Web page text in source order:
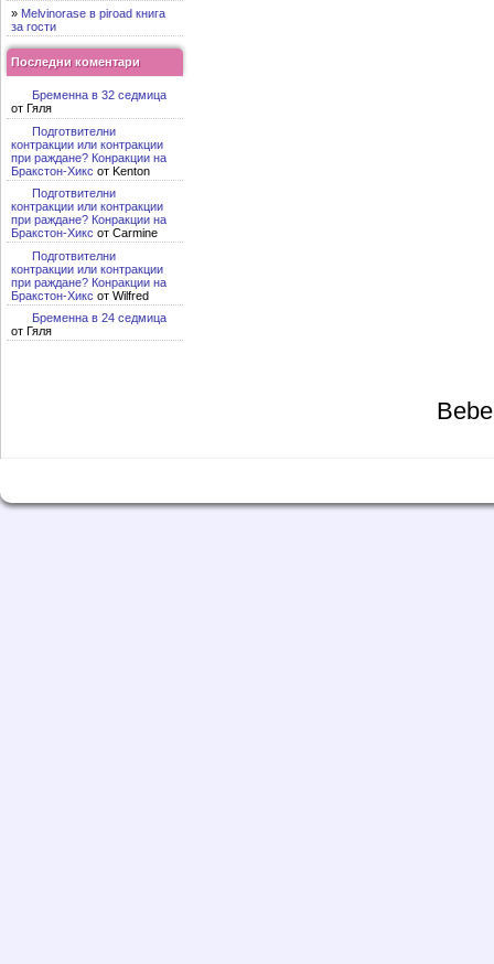
» Melvinorase в piroad книга
за гости
Последни коментари
Бременна в 32 седмица
от Гяля
Подготвителни
контракции или контракции
при раждане? Конракции на
Бракстон-Хикс от Kenton
Подготвителни
контракции или контракции
при раждане? Конракции на
Бракстон-Хикс от Carmine
Подготвителни
контракции или контракции
при раждане? Конракции на
Бракстон-Хикс от Wilfred
Бременна в 24 седмица
от Гяля